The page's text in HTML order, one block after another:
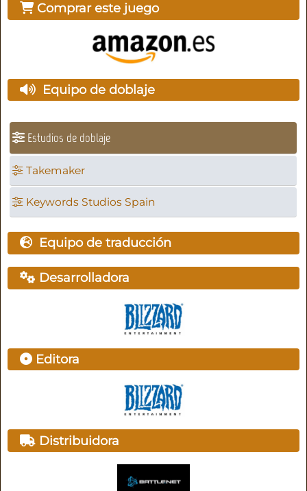
Comprar este juego
Equipo de doblaje
Estudios de doblaje
Takemaker
Keywords Studios Spain
Equipo de traducción
Desarrolladora
Editora
Distribuidora